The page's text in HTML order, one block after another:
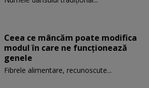
Ceea ce mâncăm poate modifica
modul în care ne funcţionează
genele
Fibrele alimentare, recunoscute...